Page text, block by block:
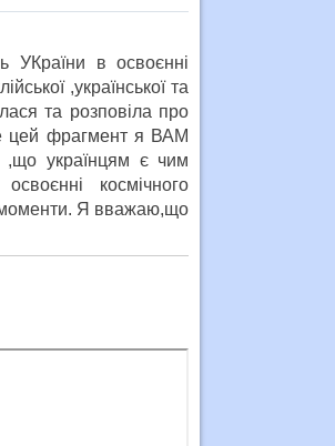
УКраїни в освоєнні
,української та
та розповіла про
цей фрагмент я ВАМ
,що українцям є чим
космічного
моменти. Я вважаю,що